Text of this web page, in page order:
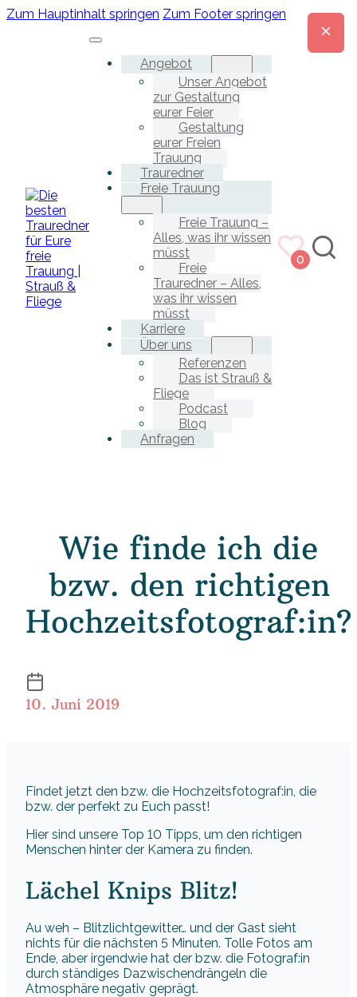
Zum Hauptinhalt springen Zum Footer springen
Angebot
Unser Angebot
zur Gestaltung
eurer Feier
Gestaltung
eurer Freien
Trauung
Trauredner
Freie Trauung
Freie Trauung –
Alles, was ihr wissen
müsst
Freie
Trauredner – Alles,
was ihr wissen
müsst
Karriere
Über uns
Referenzen
Das ist Strauß &
Fliege
Podcast
Blog
Anfragen
0
Wie finde ich die
bzw. den richtigen
Hochzeitsfotograf:in?
10. Juni 2019
Findet jetzt den bzw. die Hochzeitsfotograf:in, die
bzw. der perfekt zu Euch passt!
Hier sind unsere Top 10 Tipps, um den richtigen
Menschen hinter der Kamera zu finden.
Lächel Knips Blitz!
Au weh – Blitzlichtgewitter… und der Gast sieht
nichts für die nächsten 5 Minuten. Tolle Fotos am
Ende, aber irgendwie hat der bzw. die Fotograf:in
durch ständiges Dazwischendrängeln die
Atmosphäre negativ geprägt.